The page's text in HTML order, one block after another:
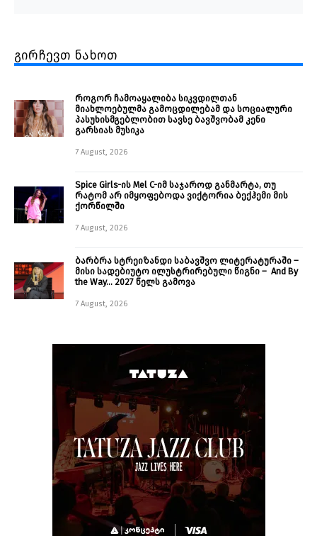
გირჩევთ ნახოთ
როგორ ჩამოაყალიბა სიკვდილთან
მიახლოებულმა გამოცდილებამ და სოციალური
პასუხისმგებლობით სავსე ბავშვობამ კენი
გარსიას მუსიკა
7 August, 2026
Spice Girls-ის Mel C-იმ საჯაროდ განმარტა, თუ
რატომ არ იმყოფებოდა ვიქტორია ბექჰემი მის
ქორწილში
7 August, 2026
ბარბრა სტრეიზანდი საბავშვო ლიტერატურაში –
მისი სადებიუტო ილუსტრირებული წიგნი – And By
the Way… 2027 წელს გამოვა
7 August, 2026